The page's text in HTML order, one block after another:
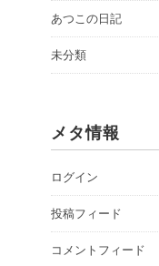
あつこの日記
未分類
メタ情報
ログイン
投稿フィード
コメントフィード